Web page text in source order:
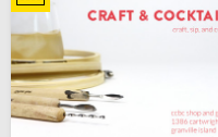
Manitoba
Nouveau-Brunswick